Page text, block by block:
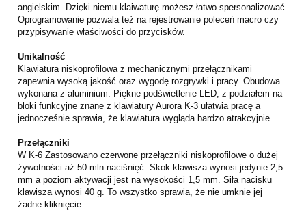
angielskim. Dzięki niemu klaiwaturę możesz łatwo spersonalizować.
Oprogramowanie pozwala też na rejestrowanie poleceń macro czy
przypisywanie właściwości do przycisków.
Unikalność
Klawiatura niskoprofilowa z mechanicznymi przełącznikami
zapewnia wysoką jakość oraz wygodę rozgrywki i pracy. Obudowa
wykonana z aluminium. Piękne podświetlenie LED, z podziałem na
bloki funkcyjne znane z klawiatury Aurora K-3 ułatwia pracę a
jednocześnie sprawia, że klawiatura wygląda bardzo atrakcyjnie.
Przełączniki
W K-6 Zastosowano czerwone przełączniki niskoprofilowe o dużej
żywotności aż 50 mln naciśnięć. Skok klawisza wynosi jedynie 2,5
mm a poziom aktywacji jest na wysokości 1,5 mm. Siła nacisku
klawisza wynosi 40 g. To wszystko sprawia, że nie umknie jej
żadne kliknięcie.